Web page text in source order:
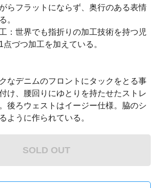
らフラットにならず、奥行のある表情
。
：世界でも指折りの加工技術を持つ児
づつ加工を加えている。
なデニムのフロントにタックをとる事
け、腰回りにゆとりを持たせたストレ
後ろウェストはイージー仕様。脇のシ
ように作られている。
SOLD OUT